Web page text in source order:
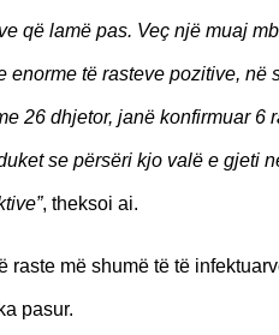
që lamë pas. Veç një muaj
enorme të rasteve pozitive, në
26 dhjetor, janë konfirmuar 6
se përsëri kjo valë e gjeti
, theksoi ai.
më shumë të të
pasur.